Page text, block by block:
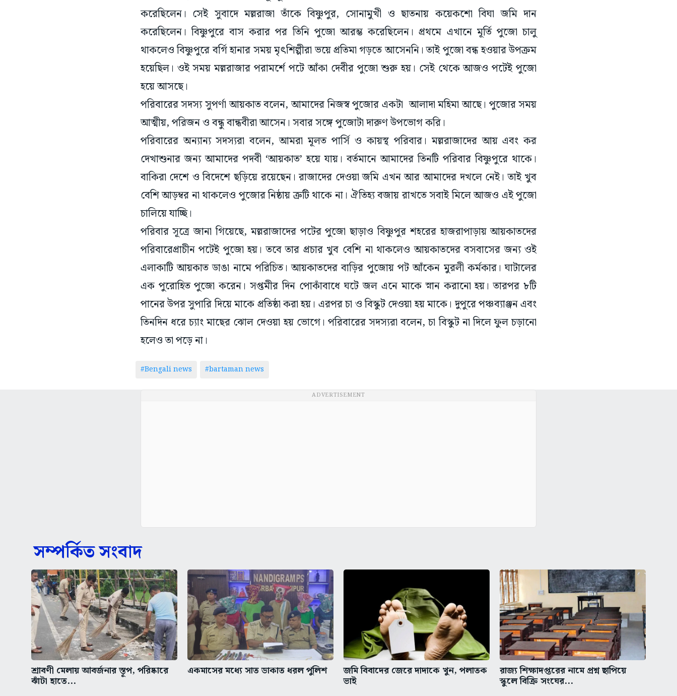
করেছিলেন। সেই সুবাদে মল্লরাজা তাঁকে বিষ্ণুপুর, সোনামুখী ও ছাতনায় কয়েকশো বিঘা জমি দান
করেছিলেন। বিষ্ণুপুরে বাস করার পর তিনি পুজো আরম্ভ করেছিলেন। প্রথমে এখানে মূর্তি পুজো চালু
থাকলেও বিষ্ণুপুরে বর্গি হানার সময় মৃৎশিল্পীরা ভয়ে প্রতিমা গড়তে আসেননি। তাই পুজো বন্ধ হওয়ার উপক্রম
হয়েছিল। ওই সময় মল্লরাজার পরামর্শে পটে আঁকা দেবীর পুজো শুরু হয়। সেই থেকে আজও পটেই পুজো
হয়ে আসছে।
পরিবারের সদস্য সুপর্ণা আয়কাত বলেন, আমাদের নিজস্ব পুজোর একটা আলাদা মহিমা আছে। পুজোর সময়
আত্মীয়, পরিজন ও বন্ধু বান্ধবীরা আসেন। সবার সঙ্গে পুজোটা দারুণ উপভোগ করি।
পরিবারের অন্যান্য সদস্যরা বলেন, আমরা মূলত পার্সি ও কায়স্থ পরিবার। মল্লরাজাদের আয় এবং কর
দেখাশুনার জন্য আমাদের পদবী ‘আয়কাত’ হয়ে যায়। বর্তমানে আমাদের তিনটি পরিবার বিষ্ণুপুরে থাকে।
বাকিরা দেশে ও বিদেশে ছড়িয়ে রয়েছেন। রাজাদের দেওয়া জমি এখন আর আমাদের দখলে নেই। তাই খুব
বেশি আড়ম্বর না থাকলেও পুজোর নিষ্ঠায় ত্রুটি থাকে না। ঐতিহ্য বজায় রাখতে সবাই মিলে আজও এই পুজো
চালিয়ে যাচ্ছি।
পরিবার সূত্রে জানা গিয়েছে, মল্লরাজাদের পটের পুজো ছাড়াও বিষ্ণুপুর শহরের হাজরাপাড়ায় আয়কাতদের
পরিবারেপ্রাচীন পটেই পুজো হয়। তবে তার প্রচার খুব বেশি না থাকলেও আয়কাতদের বসবাসের জন্য ওই
এলাকাটি আয়কাত ডাঙা নামে পরিচিত। আয়কাতদের বাড়ির পুজোয় পট আঁকেন মুরলী কর্মকার। ঘাটালের
এক পুরোহিত পুজো করেন। সপ্তমীর দিন পোকাঁবাধে ঘটে জল এনে মাকে স্নান করানো হয়। তারপর ৮টি
পানের উপর সুপারি দিয়ে মাকে প্রতিষ্ঠা করা হয়। এরপর চা ও বিস্কুট দেওয়া হয় মাকে। দুপুরে পঞ্চব্যাঞ্জন এবং
তিনদিন ধরে চ্যাং মাছের ঝোল দেওয়া হয় ভোগে। পরিবারের সদস্যরা বলেন, চা বিস্কুট না দিলে ফুল চড়ানো
হলেও তা পড়ে না।
#Bengali news #bartaman news
ADVERTISEMENT
সম্পর্কিত সংবাদ
শ্রাবণী মেলায় আবর্জনার স্তূপ, পরিষ্কারে
ঝাঁটা হাতে...
একমাসের মধ্যে সাত ডাকাত ধরল পুলিশ জমি বিবাদের জেরে দাদাকে খুন, পলাতক
ভাই
রাজ্য শিক্ষাদপ্তরের নামে প্রশ্ন ছাপিয়ে
স্কুলে বিক্রি সংঘের...